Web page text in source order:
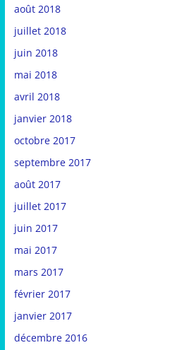
août 2018
juillet 2018
juin 2018
mai 2018
avril 2018
janvier 2018
octobre 2017
septembre 2017
août 2017
juillet 2017
juin 2017
mai 2017
mars 2017
février 2017
janvier 2017
décembre 2016